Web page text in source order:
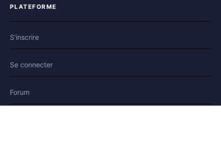
PLATEFORME
S'inscrire
Se connecter
Forum